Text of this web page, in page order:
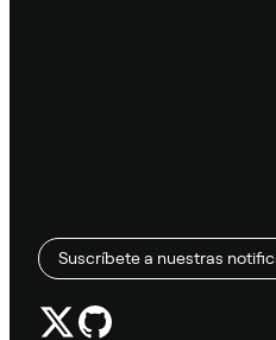
Suscríbete a nuestras